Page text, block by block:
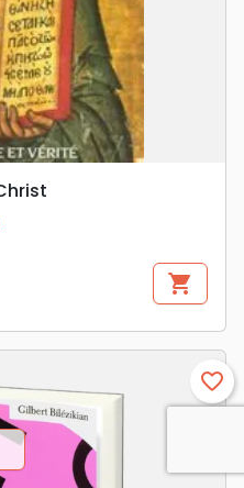
shopping_cart
favorite_border